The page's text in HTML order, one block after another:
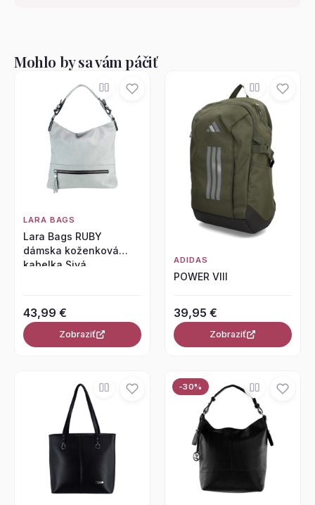
Mohlo by sa vám páčiť
LARA BAGS
Lara Bags RUBY
dámska koženková
kabelka Sivá
43,99 €
Zobraziť
ADIDAS
POWER VIII
39,95 €
Zobraziť
-30%